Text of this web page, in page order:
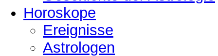
Horoskope
Ereignisse
Astrologen